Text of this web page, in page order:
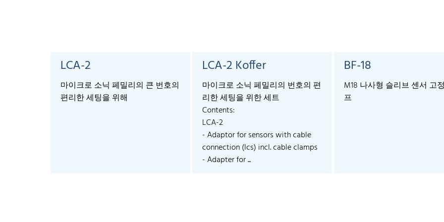
LCA-2
마이크로 소닉 페밀리의 큰 번호의
편리한 세팅을 위해
LCA-2 Koffer
마이크로 소닉 페밀리의 번호의 편
리한 세팅을 위한 세트
Contents:
LCA-2
- Adaptor for sensors with cable
connection (lcs) incl. cable clamps
- Adapter for ...
BF-18
M18 나사형 슬리브 센서 고
프